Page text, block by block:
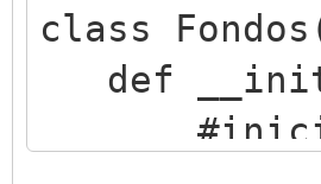
class
def
#iniciar